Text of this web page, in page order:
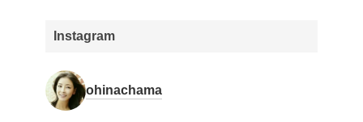
Instagram
ohinachama